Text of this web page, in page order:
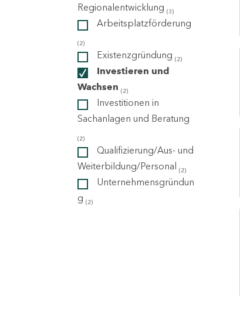
Regionalentwicklung (3)
Arbeitsplatzförderung
(2)
Existenzgründung (2)
Investieren und
Wachsen (2)
Investitionen in
Sachanlagen und Beratung
(2)
Qualifizierung/Aus- und
Weiterbildung/Personal (2)
Unternehmensgründun
g (2)